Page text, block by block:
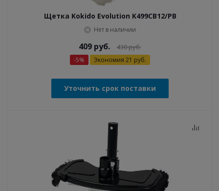
Щетка Kokido Evolution K499CB12/PB
Нет в наличии
409 руб. 430руб.
-5% Экономия 21 руб.
Уточнить срок поставки